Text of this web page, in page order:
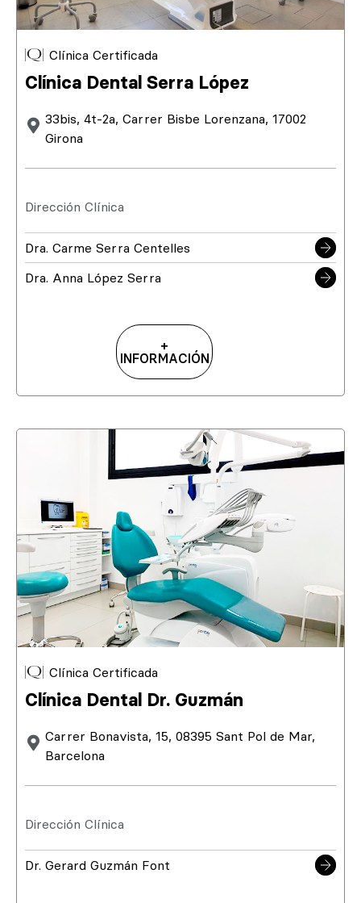
Clínica Certificada
Clínica Dental Serra López
33bis, 4t-2a, Carrer Bisbe Lorenzana, 17002
Girona
Dirección Clínica
Dra. Carme Serra Centelles
Dra. Anna López Serra
+
INFORMACIÓN
Clínica Certificada
Clínica Dental Dr. Guzmán
Carrer Bonavista, 15, 08395 Sant Pol de Mar,
Barcelona
Dirección Clínica
Dr. Gerard Guzmán Font